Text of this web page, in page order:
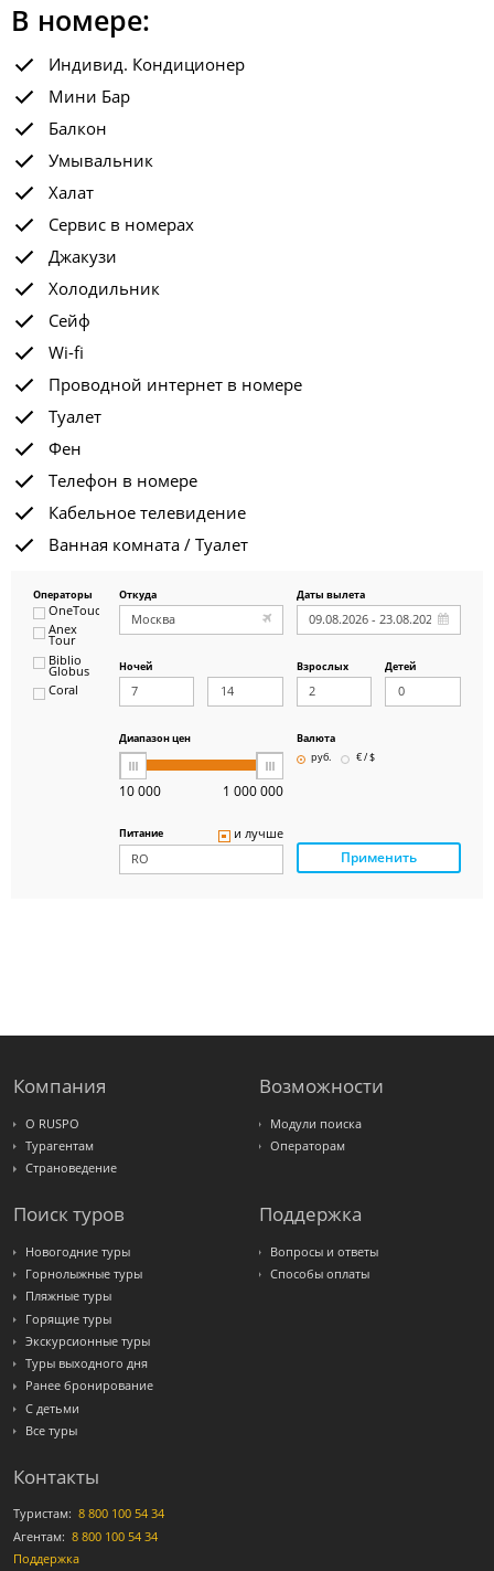
В номере:
Индивид. Кондиционер
Мини Бар
Балкон
Умывальник
Халат
Сервис в номерах
Джакузи
Холодильник
Сейф
Wi-fi
Проводной интернет в номере
Туалет
Фен
Телефон в номере
Кабельное телевидение
Ванная комната / Туалет
Операторы
OneTouch&Travel
Anex
Tour
Biblio
Globus
Coral
Интурист
Откуда Даты вылета
Ночей Взрослых Детей
Диапазон цен
10 000 1 000 000
Валюта
руб.
€ / $
Питание и лучше
Применить
Компания
О RUSPO
Турагентам
Страноведение
Возможности
Модули поиска
Операторам
Поиск туров
Новогодние туры
Горнолыжные туры
Пляжные туры
Горящие туры
Экскурсионные туры
Туры выходного дня
Ранее бронирование
С детьми
Все туры
Поддержка
Вопросы и ответы
Способы оплаты
Контакты
Туристам: 8 800 100 54 34
Агентам: 8 800 100 54 34
Поддержка